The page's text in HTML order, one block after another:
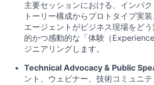
主要セッションにおける、インパ
トーリー構成からプロトタイプ実
エージェントがビジネス現場をど
的かつ感動的な「体験（
ジニアリングします。
Technical Advocacy & Public
ント、ウェビナー、技術コミュニ